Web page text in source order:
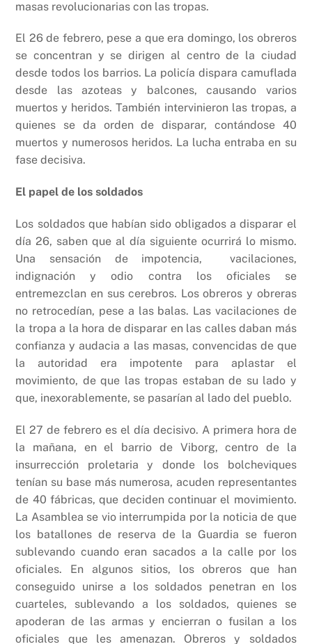
masas revolucionarias con las tropas.
El 26 de febrero, pese a que era domingo, los obreros
se concentran y se dirigen al centro de la ciudad
desde todos los barrios. La policía dispara camuflada
desde las azoteas y balcones, causando varios
muertos y heridos. También intervinieron las tropas, a
quienes se da orden de disparar, contándose 40
muertos y numerosos heridos. La lucha entraba en su
fase decisiva.
El papel de los soldados
Los soldados que habían sido obligados a disparar el
día 26, saben que al día siguiente ocurrirá lo mismo.
Una sensación de impotencia, vacilaciones,
indignación y odio contra los oficiales se
entremezclan en sus cerebros. Los obreros y obreras
no retrocedían, pese a las balas. Las vacilaciones de
la tropa a la hora de disparar en las calles daban más
confianza y audacia a las masas, convencidas de que
la autoridad era impotente para aplastar el
movimiento, de que las tropas estaban de su lado y
que, inexorablemente, se pasarían al lado del pueblo.
El 27 de febrero es el día decisivo. A primera hora de
la mañana, en el barrio de Viborg, centro de la
insurrección proletaria y donde los bolcheviques
tenían su base más numerosa, acuden representantes
de 40 fábricas, que deciden continuar el movimiento.
La Asamblea se vio interrumpida por la noticia de que
los batallones de reserva de la Guardia se fueron
sublevando cuando eran sacados a la calle por los
oficiales. En algunos sitios, los obreros que han
conseguido unirse a los soldados penetran en los
cuarteles, sublevando a los soldados, quienes se
apoderan de las armas y encierran o fusilan a los
oficiales que les amenazan. Obreros y soldados